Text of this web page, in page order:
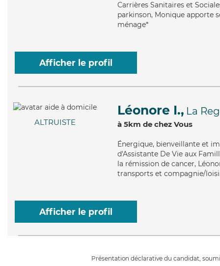
Carrières Sanitaires et
parkinson, Monique apporte
ménage*
Afficher le profil
ALTRUISTE
Léonore I., La
à 5km de chez Vous
Énergique, bienveillante et
d'Assistante De Vie aux
la rémission de cancer,
transports et compagnie/
Afficher le profil
Présentation déclarative du candidat,